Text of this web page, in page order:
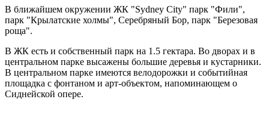
В ближайшем окружении ЖК "Sydney City" парк "Фили",
парк "Крылатские холмы", Серебряный Бор, парк "Березовая
роща".
В ЖК есть и собственный парк на 1.5 гектара. Во дворах и в
центральном парке высажены большие деревья и кустарники.
В центральном парке имеются велодорожки и событийная
площадка с фонтаном и арт-объектом, напоминающем о
Сиднейской опере.